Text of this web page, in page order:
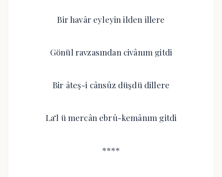
Bir havâr eyleyin ilden illere
Gönül ravzasından civânım gitdi
Bir âteş-i cânsûz düşdü dillere
La‘l ü mercân ebrû-kemânım gitdi
****